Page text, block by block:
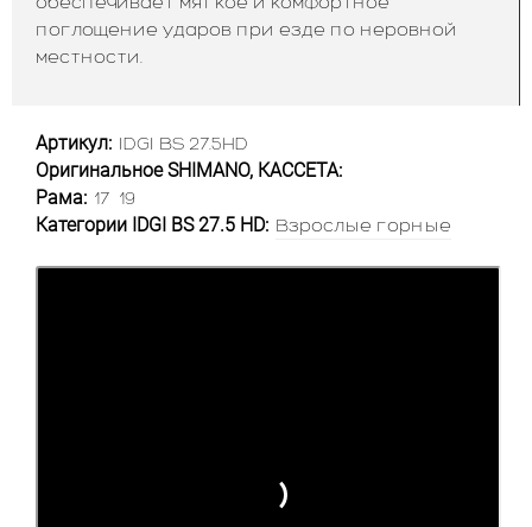
поглощение ударов при езде по неровной
местности.
Артикул: IDGI BS 27.5HD
Оригинальное SHIMANO, КАССЕТА:
Рама: 17 19
Категории IDGI BS 27.5 HD: Взрослые горные